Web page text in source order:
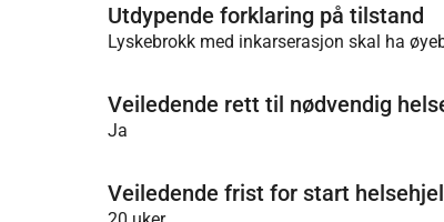
Utdypende forklaring på tilstand
Lyskebrokk med inkarserasjon skal ha
Veiledende rett til nødvendig
Ja
Veiledende frist for start